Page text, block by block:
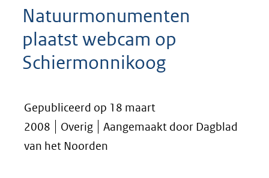
Natuurmonumenten
plaatst webcam op
Schiermonnikoog
Gepubliceerd op 18 maart
2008
Overig
Aangemaakt door Dagblad
van het Noorden